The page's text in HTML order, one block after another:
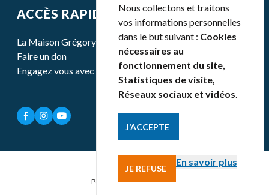
Nous collectons et traitons
vos informations personnelles
dans le but suivant : Cookies
nécessaires au
fonctionnement du site,
Statistiques de visite,
Réseaux sociaux et vidéos.
J’ACCEPTE
JE REFUSE
En savoir plus
ACCÈS RAPIDE
La Maison Grégory Lemarchal
Faire un don
Engagez vous avec nous
Mentions légales
Politique de confidentialité